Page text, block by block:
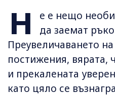
Н
е е нещо
да заемат
Преувеличаването
постижения, вярата,
и прекалената
като цяло се